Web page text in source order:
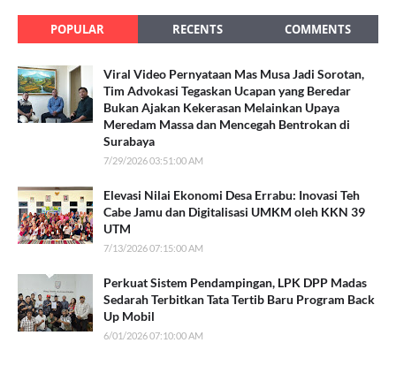
POPULAR RECENTS COMMENTS
Viral Video Pernyataan Mas Musa Jadi Sorotan,
Tim Advokasi Tegaskan Ucapan yang Beredar
Bukan Ajakan Kekerasan Melainkan Upaya
Meredam Massa dan Mencegah Bentrokan di
Surabaya
7/29/2026 03:51:00 AM
Elevasi Nilai Ekonomi Desa Errabu: Inovasi Teh
Cabe Jamu dan Digitalisasi UMKM oleh KKN 39
UTM
7/13/2026 07:15:00 AM
Perkuat Sistem Pendampingan, LPK DPP Madas
Sedarah Terbitkan Tata Tertib Baru Program Back
Up Mobil
6/01/2026 07:10:00 AM